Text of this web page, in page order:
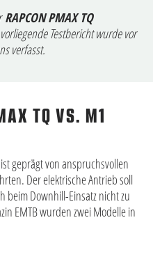
RAPCON PMAX TQ
Testbericht wurde vor
verfasst.
TQ VS. M1
geprägt von anspruchsvollen
Der elektrische Antrieb soll
beim Downhill-Einsatz nicht zu
EMTB wurden zwei Modelle in